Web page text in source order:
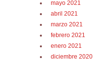
mayo 2021
abril 2021
marzo 2021
febrero 2021
enero 2021
diciembre 2020